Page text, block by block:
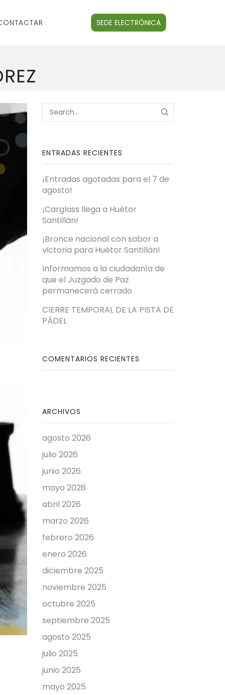
SEDE ELECTRÓNICA
ENTRADAS RECIENTES
¡Entradas agotadas para el 7 de
agosto!
¡Carglass llega a Huétor
Santillán!
¡Bronce nacional con sabor a
victoria para Huétor Santillán!
Informamos a la ciudadanía de
que el Juzgado de Paz
permanecerá cerrado
CIERRE TEMPORAL DE LA PISTA DE
PÁDEL
COMENTARIOS RECIENTES
ARCHIVOS
agosto 2026
julio 2026
junio 2026
mayo 2026
abril 2026
marzo 2026
febrero 2026
enero 2026
diciembre 2025
noviembre 2025
octubre 2025
septiembre 2025
agosto 2025
julio 2025
junio 2025
mayo 2025